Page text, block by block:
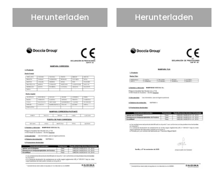
Herunterladen Herunterladen